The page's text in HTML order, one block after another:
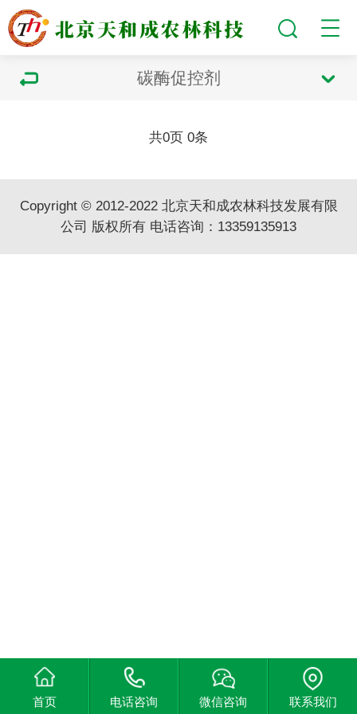
碳酶促控剂
共0页 0条
Copyright © 2012-2022 北京天和成农林科技发展有限
公司 版权所有 电话咨询：13359135913
首页 电话咨询 微信咨询 联系我们